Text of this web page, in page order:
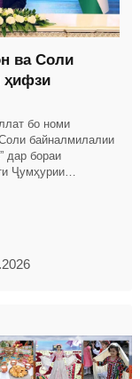
ва Соли
ҳифзи
бо номи
байналмилалии
дар бораи
Ҷумҳурии